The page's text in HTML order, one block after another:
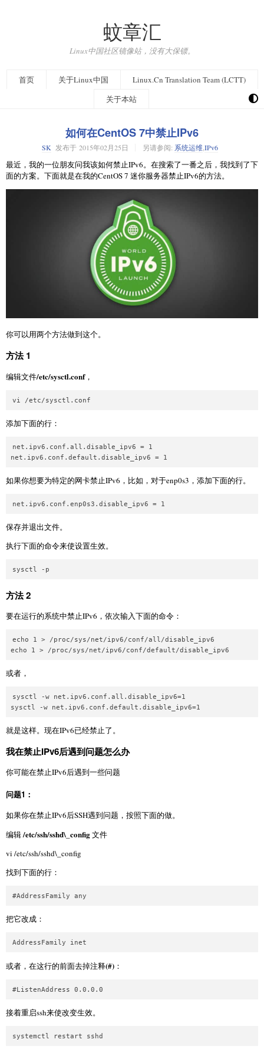
蚊章汇
Linux中国社区镜像站，没有大保镖。
首页 关于Linux中国
Linux.Cn Translation Team (LCTT)
关于本站
如何在CentOS 7中禁止IPv6
SK 发布于 2015年02月25日 另请参阅: 系统运维,IPv6
最近，我的一位朋友问我该如何禁止IPv6。在搜索了一番之后，我找到了下
面的方案。下面就是在我的CentOS 7 迷你服务器禁止IPv6的方法。
你可以用两个方法做到这个。
方法 1
编辑文件/etc/sysctl.conf，
添加下面的行：
net.ipv6.conf.all.disable_ipv6 = 1
如果你想要为特定的网卡禁止IPv6，比如，对于enp0s3，添加下面的行。
保存并退出文件。
执行下面的命令来使设置生效。
方法 2
要在运行的系统中禁止IPv6，依次输入下面的命令：
echo 1 > /proc/sys/net/ipv6/conf/all/disable_ipv6
或者，
sysctl -w net.ipv6.conf.all.disable_ipv6=1
就是这样。现在IPv6已经禁止了。
我在禁止IPv6后遇到问题怎么办
你可能在禁止IPv6后遇到一些问题
问题1：
如果你在禁止IPv6后SSH遇到问题，按照下面的做。
编辑/etc/ssh/sshd\_config文件
vi /etc/ssh/sshd\_config
找到下面的行：
把它改成：
或者，在这行的前面去掉注释(#) ：
接着重启ssh来使改变生效。